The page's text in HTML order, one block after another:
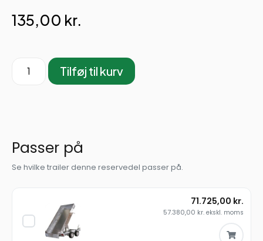
135,00 kr.
Tilføj til kurv
Passer på
Se hvilke trailer denne reservedel passer på.
71.725,00 kr.
57.380,00 kr. ekskl. moms